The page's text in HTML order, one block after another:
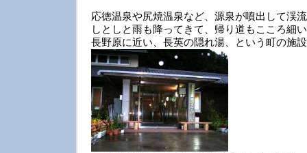
応徳温泉や尻焼温泉など、源泉が噴出して渓
しとしと雨も降ってきて、帰り道もこころ細
長野原に近い、長英の隠れ湯、という町の施